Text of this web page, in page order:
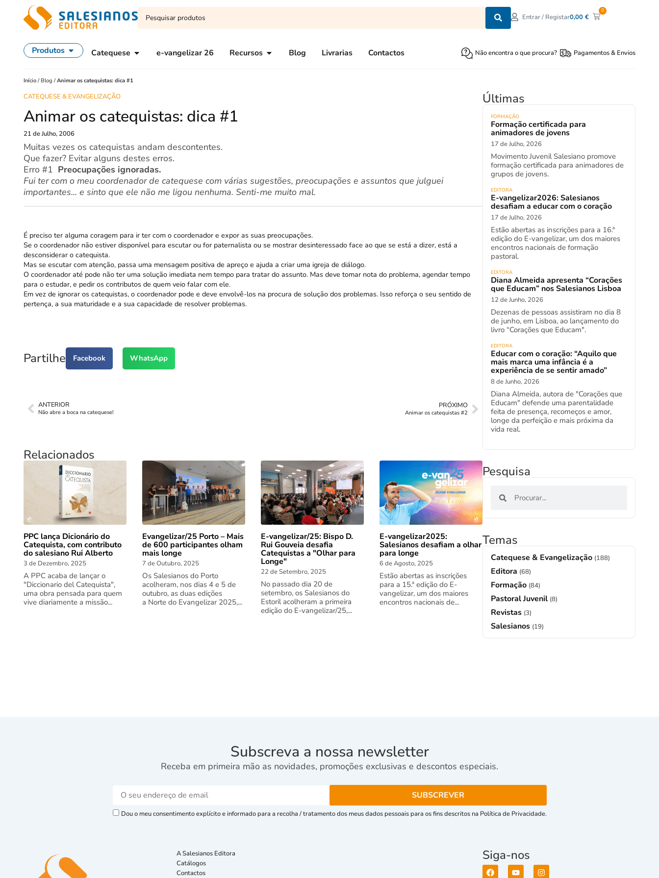
Entrar / Registar0,00€
0
Produtos Catequese e-vangelizar 26 Recursos Blog Livrarias Contactos Não encontra o que procura? Pagamentos & Envios
Início / Blog /Animar os catequistas: dica #1
CATEQUESE & EVANGELIZAÇÃO
Animar os catequistas: dica #1
21 de Julho, 2006
Muitas vezes os catequistas andam descontentes.
Que fazer? Evitar alguns destes erros.
Erro #1  Preocupações ignoradas.
Fui ter com o meu coordenador de catequese com várias sugestões, preocupações e assuntos que julguei
importantes... e sinto que ele não me ligou nenhuma. Senti-me muito mal.
É preciso ter alguma coragem para ir ter com o coordenador e expor as suas preocupações.
Se o coordenador não estiver disponível para escutar ou for paternalista ou se mostrar desinteressado face ao que se está a dizer, está a
desconsiderar o catequista.
Mas se escutar com atenção, passa uma mensagem positiva de apreço e ajuda a criar uma igreja de diálogo.
O coordenador até pode não ter uma solução imediata nem tempo para tratar do assunto. Mas deve tomar nota do problema, agendar tempo
para o estudar, e pedir os contributos de quem veio falar com ele.
Em vez de ignorar os catequistas, o coordenador pode e deve envolvê-los na procura de solução dos problemas. Isso reforça o seu sentido de
pertença, a sua maturidade e a sua capacidade de resolver problemas.
Partilhe Facebook WhatsApp
ANTERIOR
Não abre a boca na catequese!
PRÓXIMO
Animar os catequistas #2
Relacionados
PPC lança Dicionário do
Catequista, com contributo
do salesiano Rui Alberto
3 de Dezembro, 2025
A PPC acaba de lançar o
"Diccionario del Catequista",
uma obra pensada para quem
vive diariamente a missão...
Evangelizar/25 Porto – Mais
de 600 participantes olham
mais longe
7 de Outubro, 2025
Os Salesianos do Porto
acolheram, nos dias 4 e 5 de
outubro, as duas edições
a Norte do Evangelizar 2025,...
E-vangelizar/25: Bispo D.
Rui Gouveia desafia
Catequistas a "Olhar para
Longe"
22 de Setembro, 2025
No passado dia 20 de
setembro, os Salesianos do
Estoril acolheram a primeira
edição do E-vangelizar/25,...
E-vangelizar2025:
Salesianos desafiam a olhar
para longe
6 de Agosto, 2025
Estão abertas as inscrições
para a 15.ª edição do E-
vangelizar, um dos maiores
encontros nacionais de...
Últimas
FORMAÇÃO
Formação certificada para
animadores de jovens
17 de Julho, 2026
Movimento Juvenil Salesiano promove
formação certificada para animadores de
grupos de jovens.
EDITORA
E-vangelizar2026: Salesianos
desafiam a educar com o coração
17 de Julho, 2026
Estão abertas as inscrições para a 16.ª
edição do E-vangelizar, um dos maiores
encontros nacionais de formação
pastoral.
EDITORA
Diana Almeida apresenta “Corações
que Educam” nos Salesianos Lisboa
12 de Junho, 2026
Dezenas de pessoas assistiram no dia 8
de junho, em Lisboa, ao lançamento do
livro “Corações que Educam".
EDITORA
Educar com o coração: “Aquilo que
mais marca uma infância é a
experiência de se sentir amado”
8 de Junho, 2026
Diana Almeida, autora de "Corações que
Educam" defende uma parentalidade
feita de presença, recomeços e amor,
longe da perfeição e mais próxima da
vida real.
Pesquisa
Temas
Catequese & Evangelização (188)
Editora (68)
Formação (84)
Pastoral Juvenil (8)
Revistas (3)
Salesianos (19)
Subscreva a nossa newsletter
Receba em primeira mão as novidades, promoções exclusivas e descontos especiais.
Dou o meu consentimento explícito e informado para a recolha / tratamento dos meus dados pessoais para os fins descritos na Política de Privacidade.
A Salesianos Editora
Catálogos
Contactos
Siga-nos